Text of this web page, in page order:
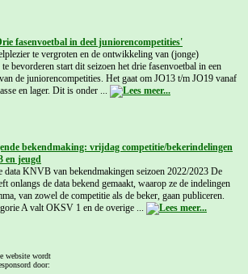
fasenvoetbal in deel juniorencompetities'
te vergroten en de ontwikkeling van (jonge)
bevorderen start dit seizoen het drie fasenvoetbal in een
de juniorencompetities. Het gaat om JO13 t/m JO19 vanaf
en lager. Dit is onder ...
bekendmaking: vrijdag competitie/bekerindelingen
en jeugd
data KNVB van bekendmakingen seizoen 2022/2023 De
onlangs de data bekend gemaakt, waarop ze de indelingen
van zowel de competitie als de beker, gaan publiceren.
A valt OKSV 1 en de overige ...
en programma categorie A en B verschijnen
website wordt
door: